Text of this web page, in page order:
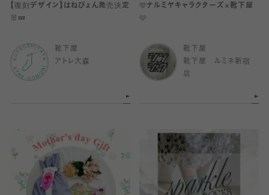
【復刻デザイン】はねぴょん発売決定
🐰💤
靴下屋
アトレ大森
🩵ナルミヤキャラクターズ×靴下屋
🩷
靴下屋
靴下屋 ルミネ新宿
店